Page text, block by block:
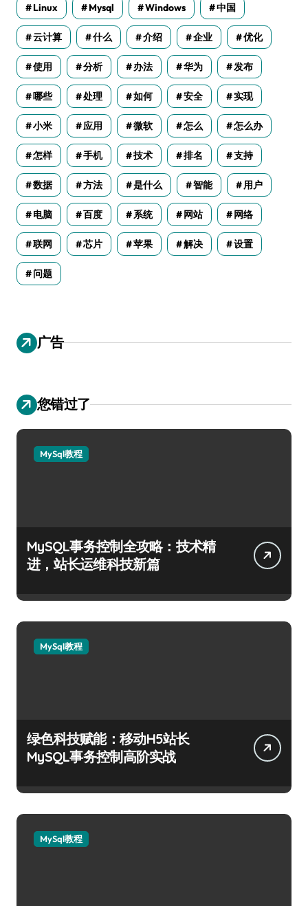
Linux Mysql Windows 中国
云计算 什么 介绍 企业 优化
使用 分析 办法 华为 发布
哪些 处理 如何 安全 实现
小米 应用 微软 怎么 怎么办
怎样 手机 技术 排名 支持
数据 方法 是什么 智能 用户
电脑 百度 系统 网站 网络
联网 芯片 苹果 解决 设置
问题
广告
您错过了
MySql教程
MySQL事务控制全攻略：技术精
进，站长运维科技新篇
MySql教程
绿色科技赋能：移动H5站长
MySQL事务控制高阶实战
MySql教程